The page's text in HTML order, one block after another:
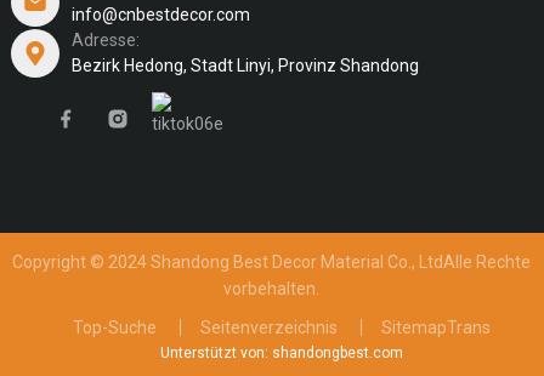
info@cnbestdecor.com
Adresse:
Bezirk Hedong, Stadt Linyi, Provinz Shandong
Copyright © 2024 Shandong Best Decor Material Co., LtdAlle Rechte
vorbehalten.
Top-Suche
Seitenverzeichnis SitemapTrans
Unterstützt von: shandongbest.com